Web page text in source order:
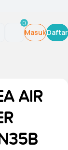
0
MasukDaftar
AIR